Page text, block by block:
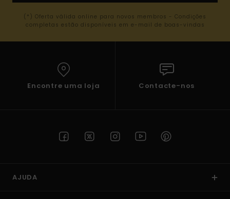
(*) Oferta válida online para novos membros - Condições
completas estão disponíveis em e-mail de boas-vindas
Encontre uma loja Contacte-nos
AJUDA